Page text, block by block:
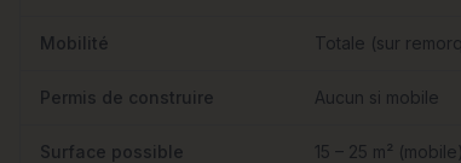
Mobilité Totale (sur
Permis de construire Aucun si mobile
Surface possible 15 – 25 m² (mobile)